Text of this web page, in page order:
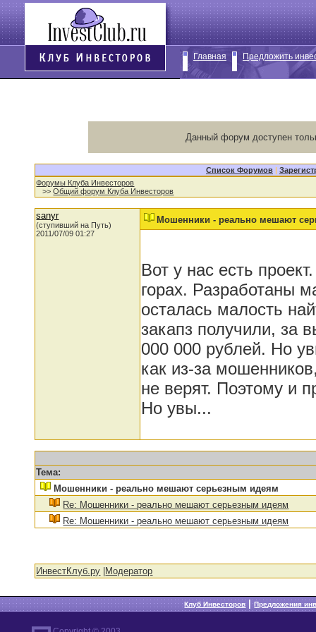
Главная Предложить
Данный форум доступен
Список Форумов |
Форумы Клуба Инвесторов
>>Общий форум Клуба Инвесторов
sanyr
(ступивший на Путь)
2011/07/09 01:27
Мошенники - реально мешают
Вот у нас есть
горах. Разработаны
осталась малость
закапз получили, за
000 000 рублей. Но
как из-за
не верят. Поэтому и
Но увы...
Тема:
Мошенники - реально мешают серьезным идеям
Re: Мошенники - реально мешают серьезным идеям
Re: Мошенники - реально мешают серьезным идеям
ИнвестКлуб.ру Модератор
Клуб Инвесторов|Предложения